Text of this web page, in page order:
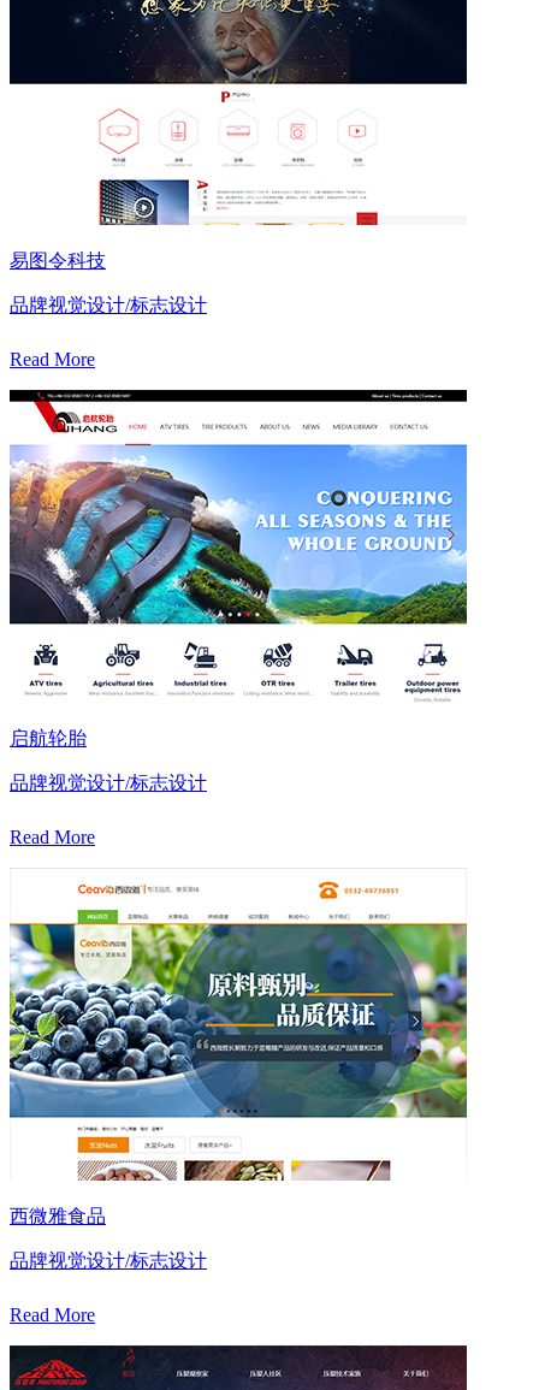
易图令科技
品牌视觉设计/标志设计
Read More
启航轮胎
品牌视觉设计/标志设计
Read More
西微雅食品
品牌视觉设计/标志设计
Read More